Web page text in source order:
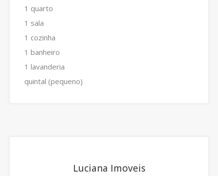
1 quarto
1 sala
1 cozinha
1 banheiro
1 lavanderia
quintal (pequeno)
Luciana Imoveis